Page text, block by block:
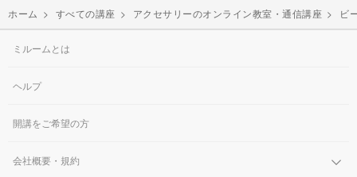
ホーム > すべての講座 > アクセサリーのオンライン教室・通信講座 > ビ
ミルームとは
ヘルプ
開講をご希望の方
会社概要・規約